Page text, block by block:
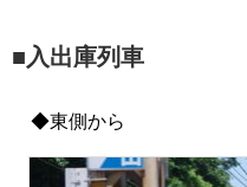
■入出庫列車
◆東側から